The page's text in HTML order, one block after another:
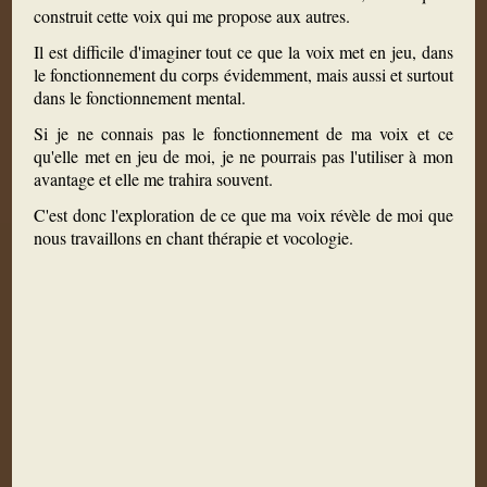
construit cette voix qui me propose aux autres.
Il est difficile d'imaginer tout ce que la voix met en jeu, dans
le fonctionnement du corps évidemment, mais aussi et surtout
dans le fonctionnement mental.
Si je ne connais pas le fonctionnement de ma voix et ce
qu'elle met en jeu de moi, je ne pourrais pas l'utiliser à mon
avantage et elle me trahira souvent.
C'est donc l'exploration de ce que ma voix révèle de moi que
nous travaillons en chant thérapie et vocologie.